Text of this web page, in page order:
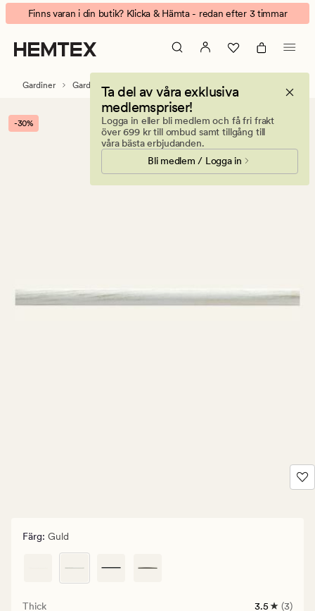
Thick
gardinstång
guld
Animerad
banner.
Klicka
på
att
pausa.
Finns varan i din butik? Klicka & Hämta - redan efter 3 timmar
Ta del av våra exklusiva
medlemspriser!
Logga in eller bli medlem och få fri frakt
över 699 kr till ombud samt tillgång till
våra bästa erbjudanden.
Bli medlem / Logga in
Gardiner Gardintillbehör Gardinstänger & tillbehör
-30%
Färg: Guld
Thick 3.5 (3)